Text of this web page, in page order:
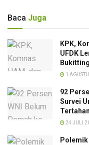
Baca Juga
KPK,
UFDK
1
92
Survei
Tertahan
24 JULI
Polemik